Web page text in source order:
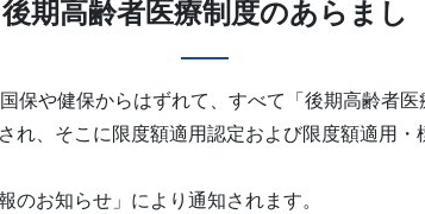
後期高齢者医療制度のあらまし
保や健保からはずれて、すべて「後期高齢者
れ、そこに限度額適用認定および限度額適用
お知らせ」により通知されます。